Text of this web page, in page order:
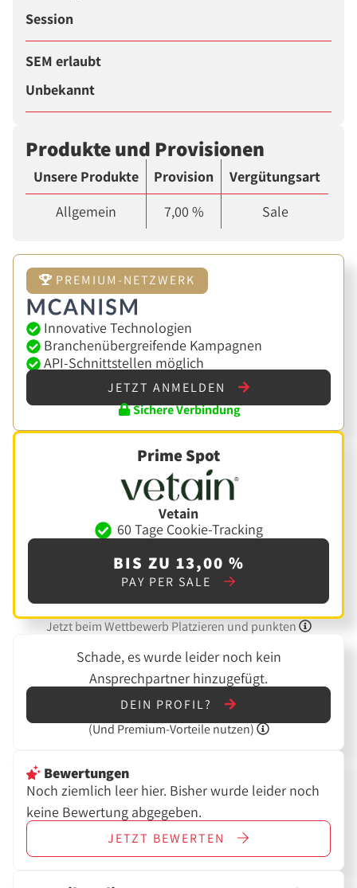
Session
SEM erlaubt
Unbekannt
Produkte und Provisionen
Unsere Produkte Provision
Vergütungsart
Allgemein
7,00 % Sale
PREMIUM-NETZWERK
Innovative Technologien
Branchenübergreifende Kampagnen
API-Schnittstellen möglich
JETZT ANMELDEN
Sichere Verbindung
Prime Spot
Vetain
60 Tage Cookie-Tracking
BIS ZU 13,00 %
PAY PER SALE
Jetzt beim Wettbewerb Platzieren und punkten
Schade, es wurde leider noch kein
Ansprechpartner hinzugefügt.
DEIN PROFIL?
(UndPremium-Vorteile nutzen)
Bewertungen
Noch ziemlich leer hier. Bisher wurde leider noch
keine Bewertung abgegeben.
JETZT BEWERTEN